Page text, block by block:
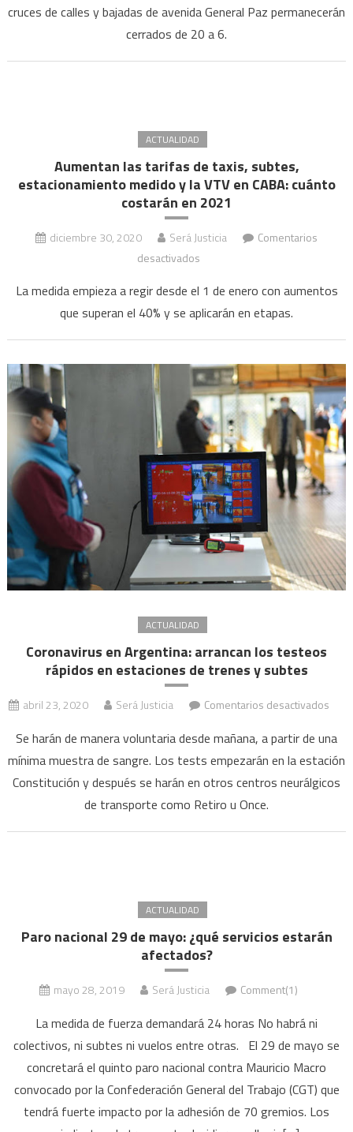
siete
cruces de calles y bajadas de avenida General Paz permanecerán
cerrados de 20 a 6.
ACTUALIDAD
Aumentan las tarifas de taxis, subtes,
estacionamiento medido y la VTV en CABA: cuánto
costarán en 2021
diciembre 30, 2020 Será Justicia
Comentarios
desactivados
las
tarifas
de
subtes,
estacionamiento
medido
y
la
VTV
en
CABA:
cuánto
costarán
2021
La medida empieza a regir desde el 1 de enero con aumentos
que superan el 40% y se aplicarán en etapas.
ACTUALIDAD
Coronavirus en Argentina: arrancan los testeos
rápidos en estaciones de trenes y subtes
abril 23, 2020 Será Justicia Comentarios desactivadosen
en
y
Se harán de manera voluntaria desde mañana, a partir de una
mínima muestra de sangre. Los tests empezarán en la estación
Constitución y después se harán en otros centros neurálgicos
de transporte como Retiro u Once.
ACTUALIDAD
Paro nacional 29 de mayo: ¿qué servicios estarán
afectados?
mayo 28, 2019 Será Justicia Comment(1)
La medida de fuerza demandará 24 horas No habrá ni
colectivos, ni subtes ni vuelos entre otras. El 29 de mayo se
concretará el quinto paro nacional contra Mauricio Macro
convocado por la Confederación General del Trabajo (CGT) que
tendrá fuerte impacto por la adhesión de 70 gremios. Los